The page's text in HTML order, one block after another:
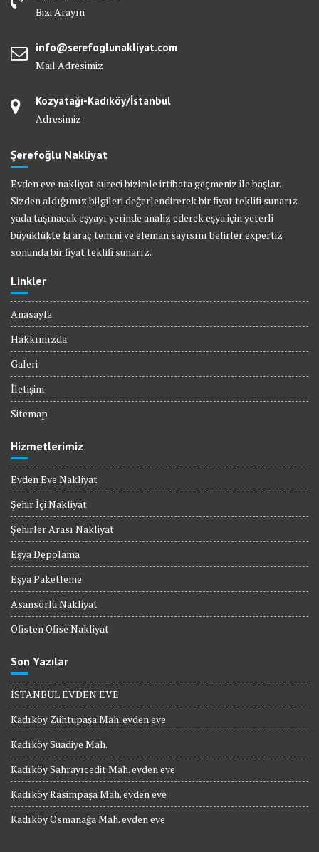
Bizi Arayın
info@serefoglunakliyat.com
Mail Adresimiz
Kozyatağı-Kadıköy/İstanbul
Adresimiz
Şerefoğlu Nakliyat
Evden eve nakliyat süreci bizimle irtibata geçmeniz ile başlar.
Sizden aldığımız bilgileri değerlendirerek bir fiyat teklifi sunarız
yada taşınacak eşyayı yerinde analiz ederek eşya için yeterli
büyüklükte ki araç temini ve eleman sayısını belirler expertiz
sonunda bir fiyat teklifi sunarız.
Linkler
Anasayfa
Hakkımızda
Galeri
İletişim
Sitemap
Hizmetlerimiz
Evden Eve Nakliyat
Şehir İçi Nakliyat
Şehirler Arası Nakliyat
Eşya Depolama
Eşya Paketleme
Asansörlü Nakliyat
Ofisten Ofise Nakliyat
Son Yazılar
İSTANBUL EVDEN EVE
Kadıköy Zühtüpaşa Mah. evden eve
Kadıköy Suadiye Mah.
Kadıköy Sahrayıcedit Mah. evden eve
Kadıköy Rasimpaşa Mah. evden eve
Kadıköy Osmanağa Mah. evden eve